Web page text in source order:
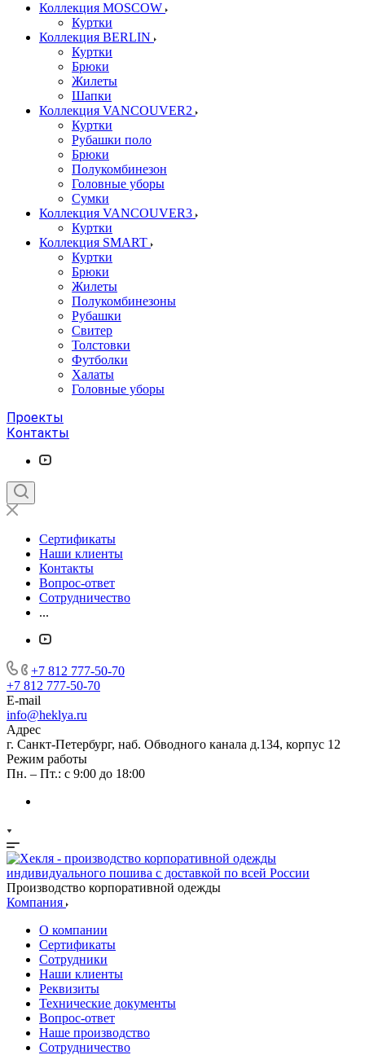
Коллекция MOSCOW
Куртки
Коллекция BERLIN
Куртки
Брюки
Жилеты
Шапки
Коллекция VANCOUVER2
Куртки
Рубашки поло
Брюки
Полукомбинезон
Головные уборы
Сумки
Коллекция VANCOUVER3
Куртки
Коллекция SMART
Куртки
Брюки
Жилеты
Полукомбинезоны
Рубашки
Свитер
Толстовки
Футболки
Халаты
Головные уборы
Проекты
Контакты
Сертификаты
Наши клиенты
Контакты
Вопрос-ответ
Сотрудничество
...
+7 812 777-50-70
+7 812 777-50-70
E-mail
info@heklya.ru
Адрес
г. Санкт-Петербург, наб. Обводного канала д.134, корпус 12
Режим работы
Пн. – Пт.: с 9:00 до 18:00
Производство корпоративной одежды
Компания
О компании
Сертификаты
Сотрудники
Наши клиенты
Реквизиты
Технические документы
Вопрос-ответ
Наше производство
Сотрудничество